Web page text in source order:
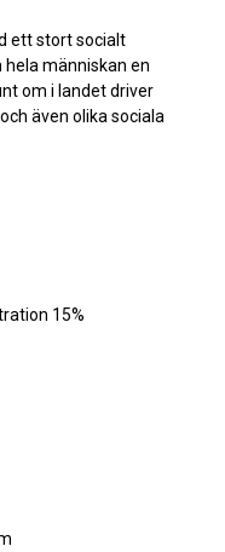
ett stort socialt
människan en
om i landet driver
även olika sociala
15%